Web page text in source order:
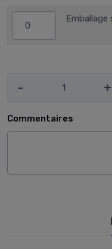
Emballage
- +
Commentaires